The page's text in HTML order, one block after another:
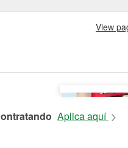
View
Aplica aquí